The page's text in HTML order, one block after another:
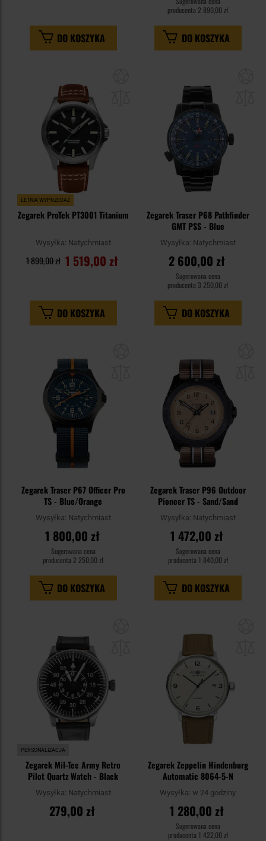
DO KOSZYKA
producenta 2 890,00 zł
DO KOSZYKA
LETNIA WYPRZEDAŻ
Zegarek ProTek PT3001 Titanium
Wysyłka: Natychmiast
1 519,00 zł
1 899,00 zł
DO KOSZYKA
Zegarek Traser P68 Pathfinder
GMT PSS - Blue
Wysyłka: Natychmiast
2 600,00 zł
Sugerowana cena
producenta 3 250,00 zł
DO KOSZYKA
Zegarek Traser P67 Officer Pro
TS - Blue/Orange
Wysyłka: Natychmiast
1 800,00 zł
Sugerowana cena
producenta 2 250,00 zł
DO KOSZYKA
Zegarek Traser P96 Outdoor
Pioneer TS - Sand/Sand
Wysyłka: Natychmiast
1 472,00 zł
Sugerowana cena
producenta 1 840,00 zł
DO KOSZYKA
PERSONALIZACJA
Zegarek Mil-Tec Army Retro
Pilot Quartz Watch - Black
Wysyłka: Natychmiast
279,00 zł
Zegarek Zeppelin Hindenburg
Automatic 8064-5-N
Wysyłka: w 24 godziny
1 280,00 zł
Sugerowana cena
producenta 1 422,00 zł